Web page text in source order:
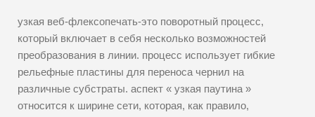
узкая веб-флексопечать-это поворотный процесс,
который включает в себя несколько возможностей
преобразования в линии. процесс использует гибкие
рельефные пластины для переноса чернил на
различные субстраты. аспект « узкая паутина »
относится к ширине сети, которая, как правило,